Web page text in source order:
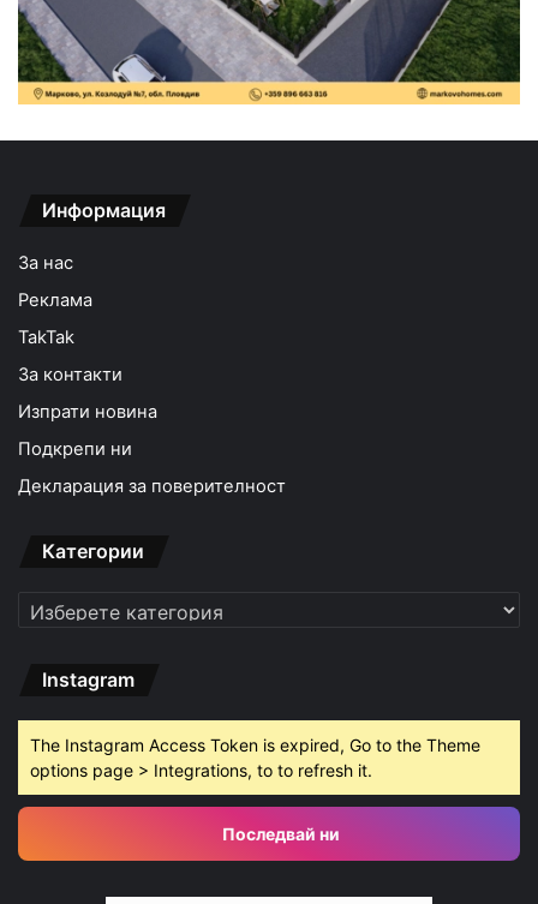
Информация
За нас
Реклама
TakTak
За контакти
Изпрати новина
Подкрепи ни
Декларация за поверителност
Категории
Категории
Instagram
The Instagram Access Token is expired, Go to the Theme
options page > Integrations, to to refresh it.
Последвай ни